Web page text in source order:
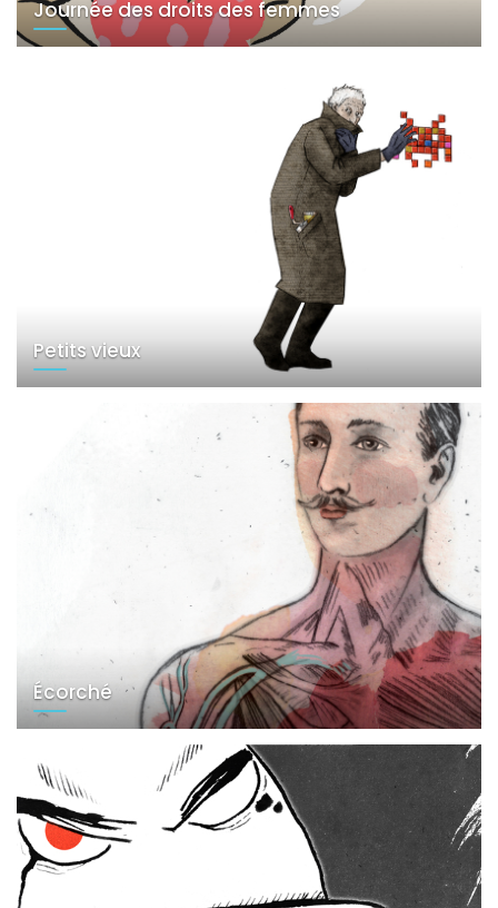
Journée des droits des femmes
Petits vieux
Écorché